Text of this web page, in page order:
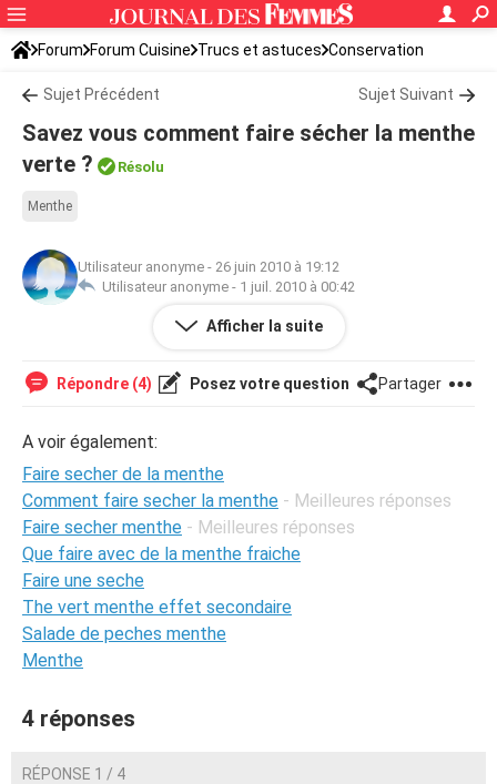
Forum Forum Cuisine Trucs et astuces Conservation
Sujet Précédent Sujet Suivant
Savez vous comment faire sécher la menthe
verte ?
Résolu
Menthe
Utilisateur anonyme - 26 juin 2010 à 19:12
Utilisateur anonyme - 1 juil. 2010 à 00:42
Savez vous comment faire sécher la menthe verte ?
Afficher la suite
Répondre (4) Posez votre question Partager
A voir également:
Faire secher de la menthe
Comment faire secher la menthe - Meilleures réponses
Faire secher menthe - Meilleures réponses
Que faire avec de la menthe fraiche
Faire une seche
The vert menthe effet secondaire
Salade de peches menthe
Menthe
4 réponses
RÉPONSE 1 / 4